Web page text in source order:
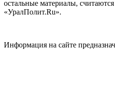
остальные материалы,
«УралПолит.Ru».
Информация на сайте